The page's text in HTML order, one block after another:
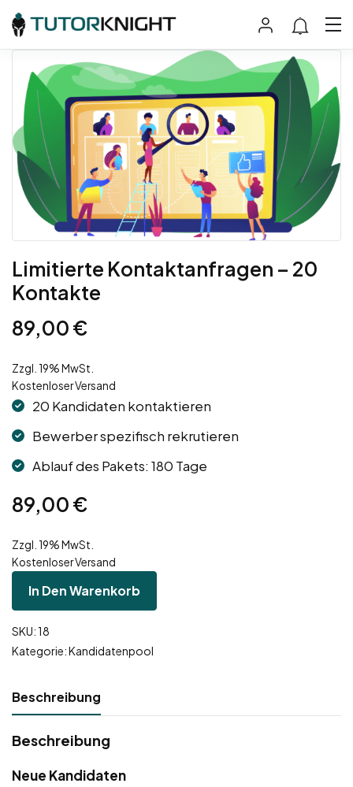
Limitierte Kontaktanfragen – 20
Kontakte
89,00€
Zzgl. 19% MwSt.
Kostenloser Versand
20 Kandidaten kontaktieren
Bewerber spezifisch rekrutieren
Ablauf des Pakets: 180 Tage
89,00€
Zzgl. 19% MwSt.
Kostenloser Versand
In Den Warenkorb
SKU:18
Kategorie:Kandidatenpool
Beschreibung
Beschreibung
Neue Kandidaten